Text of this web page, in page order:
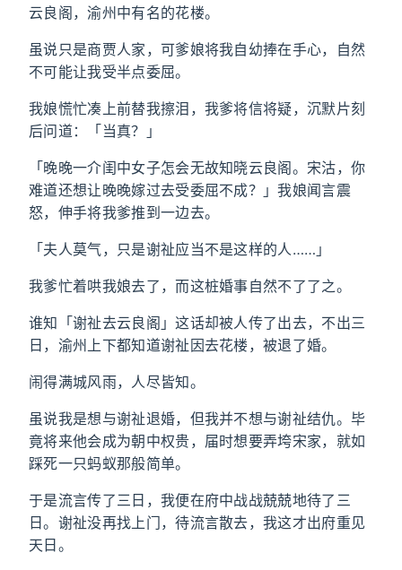
云良阁，渝州中有名的花楼。
虽说只是商贾人家，可爹娘将我自幼捧在手心，自然
不可能让我受半点委屈。
我娘慌忙凑上前替我擦泪，我爹将信将疑，沉默片刻
后问道：「当真？」
「晚晚一介闺中女子怎会无故知晓云良阁。宋沽，你
难道还想让晚晚嫁过去受委屈不成？」我娘闻言震
怒，伸手将我爹推到一边去。
「夫人莫气，只是谢祉应当不是这样的人……」
我爹忙着哄我娘去了，而这桩婚事自然不了了之。
谁知「谢祉去云良阁」这话却被人传了出去，不出三
日，渝州上下都知道谢祉因去花楼，被退了婚。
闹得满城风雨，人尽皆知。
虽说我是想与谢祉退婚，但我并不想与谢祉结仇。毕
竟将来他会成为朝中权贵，届时想要弄垮宋家，就如
踩死一只蚂蚁那般简单。
于是流言传了三日，我便在府中战战兢兢地待了三
日。谢祉没再找上门，待流言散去，我这才出府重见
天日。